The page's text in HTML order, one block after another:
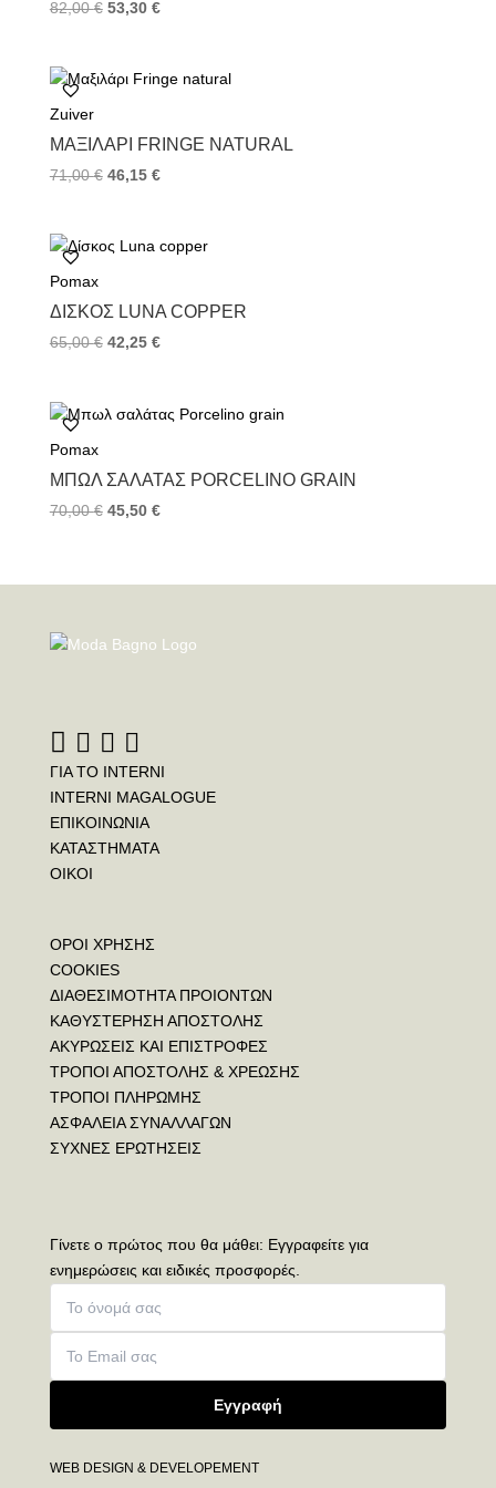
82,00€ 53,30 €
Zuiver
ΜΑΞΙΛΆΡΙ FRINGE NATURAL
71,00€ 46,15 €
Pomax
ΔΊΣΚΟΣ LUNA COPPER
65,00€ 42,25 €
Pomax
ΜΠΩΛ ΣΑΛΆΤΑΣ PORCELINO GRAIN
70,00€ 45,50 €
ΓΙΑ ΤΟ INTERNI
INTERNI MAGALOGUE
ΕΠΙΚΟΙΝΩΝΙΑ
ΚΑΤΑΣΤΗΜΑΤΑ
ΟΙΚΟΙ
ΟΡΟΙ ΧΡΗΣΗΣ
COOKIES
ΔΙΑΘΕΣΙΜΟΤΗΤΑ ΠΡΟΙΟΝΤΩΝ
ΚΑΘΥΣΤΕΡΗΣΗ ΑΠΟΣΤΟΛΗΣ
ΑΚΥΡΩΣΕΙΣ ΚΑΙ ΕΠΙΣΤΡΟΦΕΣ
ΤΡΟΠΟΙ ΑΠΟΣΤΟΛΗΣ & ΧΡΕΩΣΗΣ
ΤΡΟΠΟΙ ΠΛΗΡΩΜΗΣ
ΑΣΦΑΛΕΙΑ ΣΥΝΑΛΛΑΓΩΝ
ΣΥΧΝΕΣ ΕΡΩΤΗΣΕΙΣ
Γίνετε ο πρώτος που θα μάθει: Εγγραφείτε για
ενημερώσεις και ειδικές προσφορές.
Εγγραφή
WEB DESIGN & DEVELOPEMENT